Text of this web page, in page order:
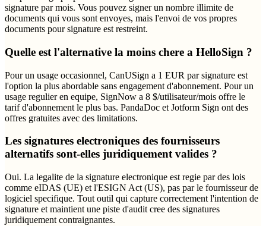
signature par mois. Vous pouvez signer un nombre illimite de
documents qui vous sont envoyes, mais l'envoi de vos propres
documents pour signature est restreint.
Quelle est l'alternative la moins chere a HelloSign ?
Pour un usage occasionnel, CanUSign a 1 EUR par signature est
l'option la plus abordable sans engagement d'abonnement. Pour un
usage regulier en equipe, SignNow a 8 $/utilisateur/mois offre le
tarif d'abonnement le plus bas. PandaDoc et Jotform Sign ont des
offres gratuites avec des limitations.
Les signatures electroniques des fournisseurs
alternatifs sont-elles juridiquement valides ?
Oui. La legalite de la signature electronique est regie par des lois
comme eIDAS (UE) et l'ESIGN Act (US), pas par le fournisseur de
logiciel specifique. Tout outil qui capture correctement l'intention de
signature et maintient une piste d'audit cree des signatures
juridiquement contraignantes.